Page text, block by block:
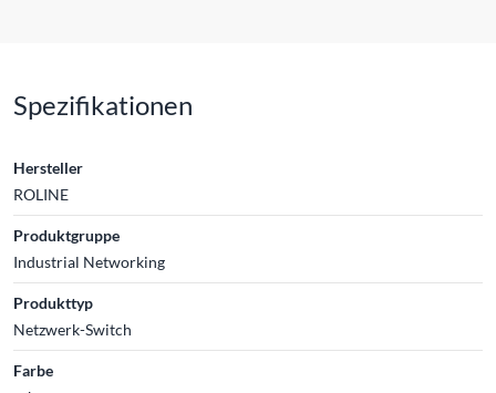
Spezifikationen
Hersteller
ROLINE
Produktgruppe
Industrial Networking
Produkttyp
Netzwerk-Switch
Farbe